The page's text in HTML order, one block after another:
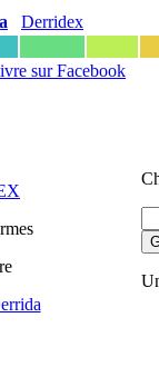
Derridex
sur Facebook